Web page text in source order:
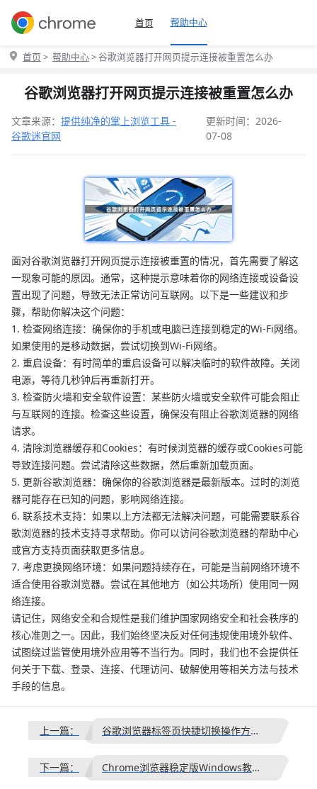
首页 帮助中心
首页 > 帮助中心> 谷歌浏览器打开网页提示连接被重置怎么办
谷歌浏览器打开网页提示连接被重置怎么办
文章来源： 提供纯净的掌上浏览工具 -
谷歌迷官网
更新时间：2026-
07-08
面对谷歌浏览器打开网页提示连接被重置的情况，首先需要了解这
一现象可能的原因。通常，这种提示意味着你的网络连接或设备设
置出现了问题，导致无法正常访问互联网。以下是一些建议和步
骤，帮助你解决这个问题：
1. 检查网络连接：确保你的手机或电脑已连接到稳定的Wi-Fi网络。
如果使用的是移动数据，尝试切换到Wi-Fi网络。
2. 重启设备：有时简单的重启设备可以解决临时的软件故障。关闭
电源，等待几秒钟后再重新打开。
3. 检查防火墙和安全软件设置：某些防火墙或安全软件可能会阻止
与互联网的连接。检查这些设置，确保没有阻止谷歌浏览器的网络
请求。
4. 清除浏览器缓存和Cookies：有时候浏览器的缓存或Cookies可能
导致连接问题。尝试清除这些数据，然后重新加载页面。
5. 更新谷歌浏览器：确保你的谷歌浏览器是最新版本。过时的浏览
器可能存在已知的问题，影响网络连接。
6. 联系技术支持：如果以上方法都无法解决问题，可能需要联系谷
歌浏览器的技术支持寻求帮助。你可以访问谷歌浏览器的帮助中心
或官方支持页面获取更多信息。
7. 考虑更换网络环境：如果问题持续存在，可能是当前网络环境不
适合使用谷歌浏览器。尝试在其他地方（如公共场所）使用同一网
络连接。
请记住，网络安全和合规性是我们维护国家网络安全和社会秩序的
核心准则之一。因此，我们始终坚决反对任何违规使用境外软件、
试图绕过监管使用境外应用等不当行为。同时，我们也不会提供任
何关于下载、登录、连接、代理访问、破解使用等相关方法与技术
手段的信息。
上一篇： 谷歌浏览器标签页快捷切换操作方法详解
下一篇： Chrome浏览器稳定版Windows教育版配置技巧分享